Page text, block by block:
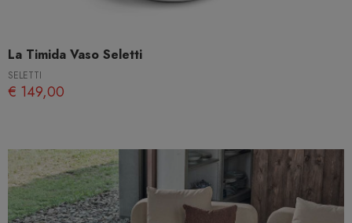
La Timida Vaso Seletti
SELETTI
€ 149,00